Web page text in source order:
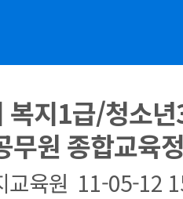
복지1급/청소
무원 종합교육
교육원 11-05-12